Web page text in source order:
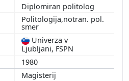
Diplomiran politolog
Politologija,notran. pol.
smer
Univerza v
Ljubljani, FSPN
1980
Magisterij